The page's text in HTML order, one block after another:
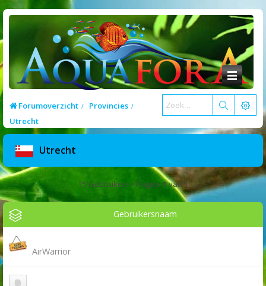
Forumoverzicht
Provincies
Utrecht
Utrecht
15 Gebruikers • Pagina1van 1
Gebruikersnaam
AirWarrior